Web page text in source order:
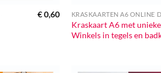
€0,60 KRASKAARTEN A6 ONLINE
Kraskaart A6 met
Winkels in tegels en